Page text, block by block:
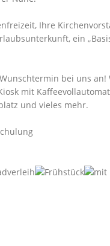
Ihre
ein
bei uns
mit
und vieles mehr.